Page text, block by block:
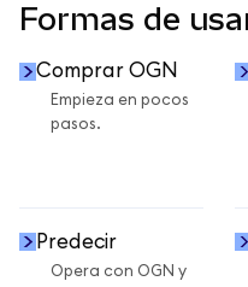
Formas de
Comprar OGN
Empieza en pocos
pasos.
Predecir
Opera con OGN y